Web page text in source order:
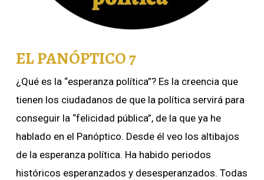
EL PANÓPTICO 7
¿Qué es la “esperanza política”? Es la creencia que
tienen los ciudadanos de que la política servirá para
conseguir la “felicidad pública”, de la que ya he
hablado en el Panóptico. Desde él veo los altibajos
de la esperanza política. Ha habido periodos
históricos esperanzados y desesperanzados. Todas